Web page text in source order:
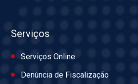
Serviços
Serviços Online
Denúncia de Fiscalização